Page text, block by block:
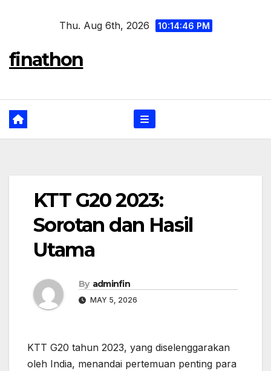
Thu. Aug 6th, 2026 10:14:47 PM
finathon
KTT G20 2023:
Sorotan dan Hasil
Utama
By adminfin
MAY 5, 2026
KTT G20 tahun 2023, yang diselenggarakan
oleh India, menandai pertemuan penting para